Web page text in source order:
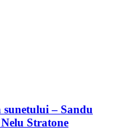
sunetului – Sandu
Stratone